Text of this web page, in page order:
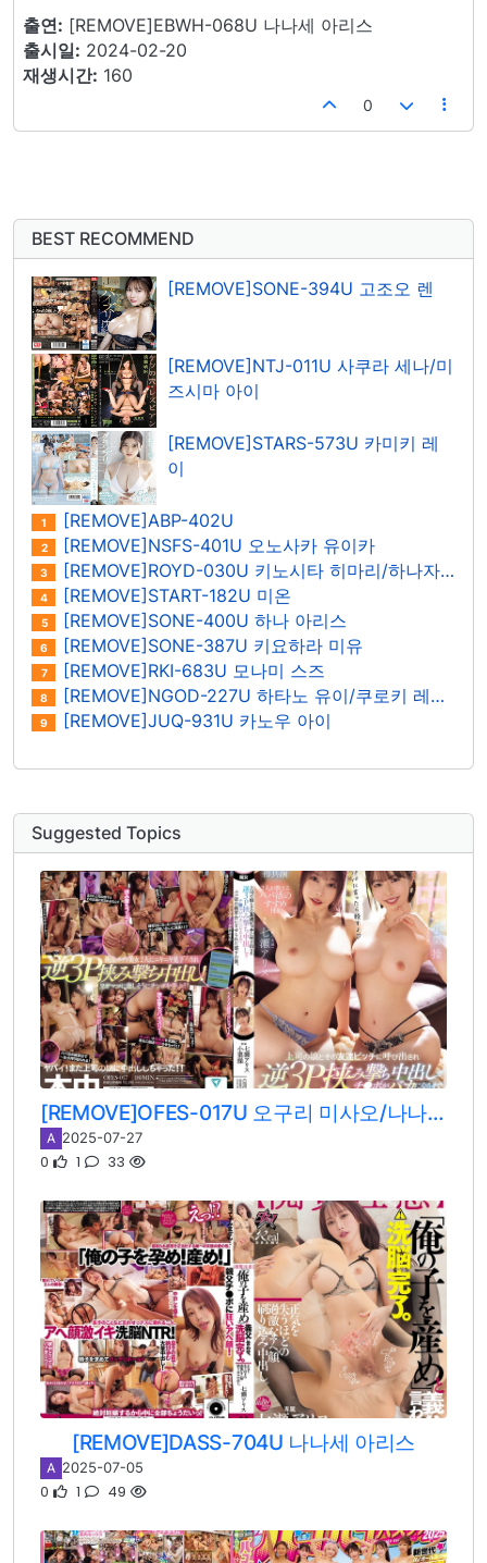
출연: [REMOVE]EBWH-068U 나나세 아리스
출시일: 2024-02-20
재생시간: 160
0
BEST RECOMMEND
[REMOVE]SONE-394U 고조오 렌
[REMOVE]NTJ-011U 사쿠라 세나/미
즈시마 아이
[REMOVE]STARS-573U 카미키 레
이
1 [REMOVE]ABP-402U
2 [REMOVE]NSFS-401U 오노사카 유이카
3 [REMOVE]ROYD-030U 키노시타 히마리/하나자와 히마리
4 [REMOVE]START-182U 미온
5 [REMOVE]SONE-400U 하나 아리스
6 [REMOVE]SONE-387U 키요하라 미유
7 [REMOVE]RKI-683U 모나미 스즈
8 [REMOVE]NGOD-227U 하타노 유이/쿠로키 레이나
9 [REMOVE]JUQ-931U 카노우 아이
Suggested Topics
[REMOVE]OFES-017U 오구리 미사오/나나세 아리스
A 2025-07-27
0 1 33
[REMOVE]DASS-704U 나나세 아리스
A 2025-07-05
0 1 49